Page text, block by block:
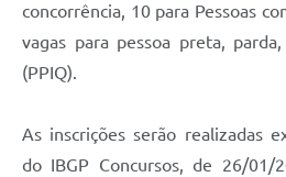
Ouvidoria Municipal
Notícias
concorrência, 10 para Pessoas
vagas para pessoa preta,
(PPIQ).
As inscrições serão realizadas
do IBGP Concursos, de 26/